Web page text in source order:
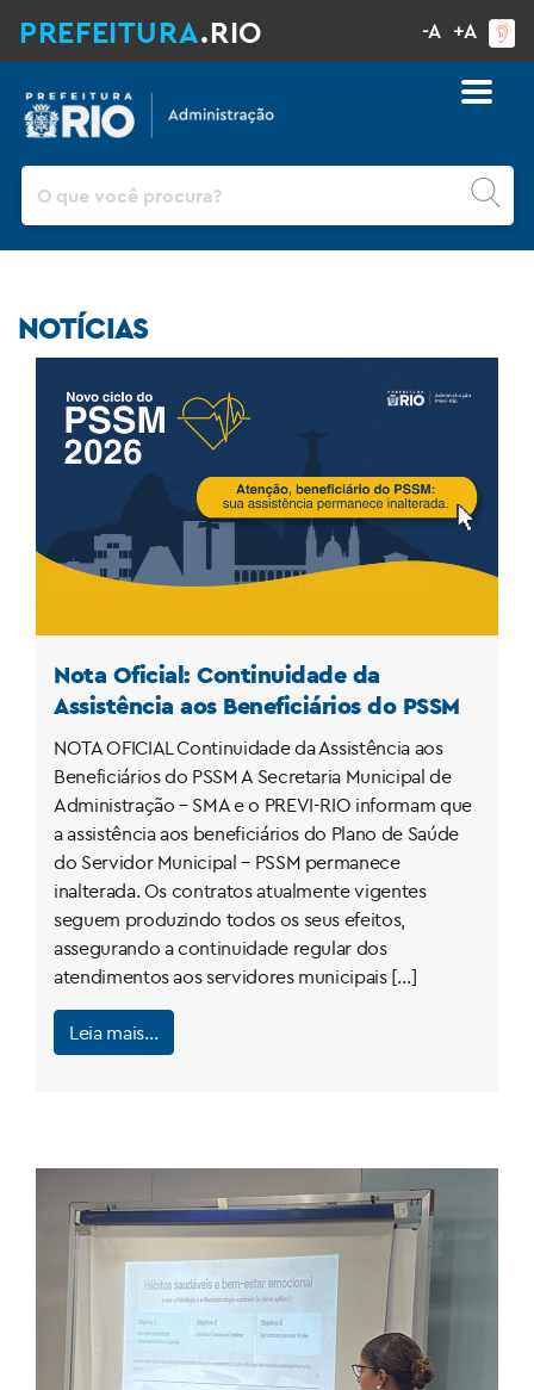
PREFEITURA.RIO -A +A
NOTÍCIAS
Nota Oficial: Continuidade da
Assistência aos Beneficiários do PSSM
NOTA OFICIAL Continuidade da Assistência aos
Beneficiários do PSSM A Secretaria Municipal de
Administração – SMA e o PREVI-RIO informam que
a assistência aos beneficiários do Plano de Saúde
do Servidor Municipal – PSSM permanece
inalterada. Os contratos atualmente vigentes
seguem produzindo todos os seus efeitos,
assegurando a continuidade regular dos
atendimentos aos servidores municipais […]
Leia mais…